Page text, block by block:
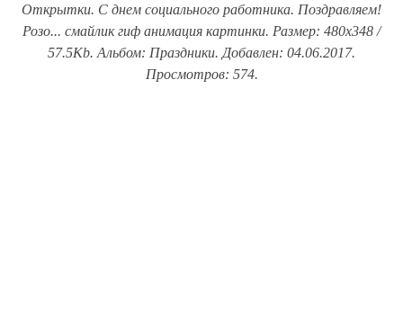
Открытки. С днем социального работника. Поздравляем!
Розо... смайлик гиф анимация картинки. Размер: 480x348 /
57.5Kb. Альбом: Праздники. Добавлен: 04.06.2017.
Просмотров: 574.